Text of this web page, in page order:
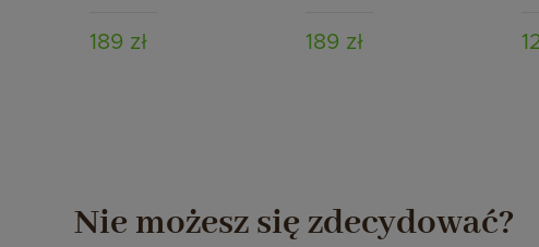
189 zł 189 zł
Nie możesz się zdecydować?